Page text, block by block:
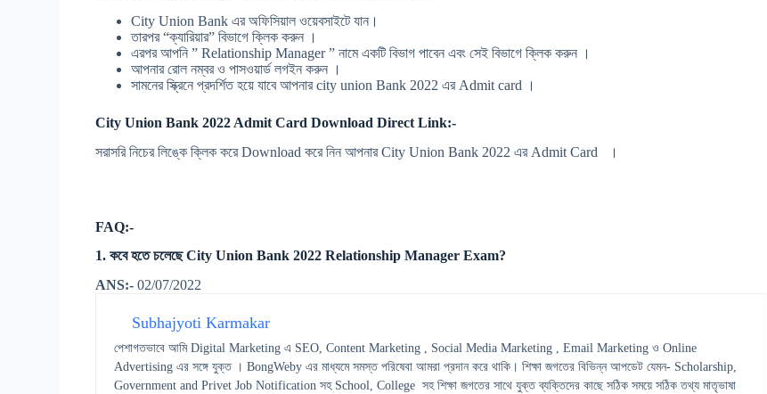
City Union Bank এর অফিসিয়াল ওয়েবসাইটে যান।
তারপর “ক্যারিয়ার” বিভাগে ক্লিক করুন ।
এরপর আপনি ” Relationship Manager ” নামে একটি বিভাগ পাবেন এবং সেই বিভাগে ক্লিক করুন ।
আপনার রোল নম্বর ও পাসওয়ার্ড লগইন করুন ।
সামনের স্ক্রিনে প্রদর্শিত হয়ে যাবে আপনার city union Bank 2022 এর Admit card ।
City Union Bank 2022 Admit Card Download Direct Link:-
সরাসরি নিচের লিঙ্কে ক্লিক করে Download করে নিন আপনার City Union Bank 2022 এর Admit Card ।
FAQ:-
1. কবে হতে চলেছে City Union Bank 2022 Relationship Manager Exam?
ANS:- 02/07/2022
Subhajyoti Karmakar
পেশাগতভাবে আমি Digital Marketing এ SEO, Content Marketing , Social Media Marketing , Email Marketing ও Online
Advertising এর সঙ্গে যুক্ত । BongWeby এর মাধ্যমে সমস্ত পরিষেবা আমরা প্রদান করে থাকি। শিক্ষা জগতের বিভিন্ন আপডেট যেমন- Scholarship,
Government and Privet Job Notification সহ School, College সহ শিক্ষা জগতের সাথে যুক্ত ব্যক্তিদের কাছে সঠিক সময়ে সঠিক তথ্য মাতৃভাষা